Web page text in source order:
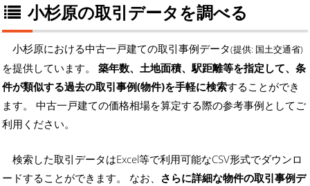
小杉原の取引データを調べる
小杉原における中古一戸建ての取引事例データ(提供: 国土交通省)
を提供しています。 築年数、土地面積、駅距離等を指定して、条
件が類似する過去の取引事例(物件)を手軽に検索することができ
ます。 中古一戸建ての価格相場を算定する際の参考事例としてご
利用ください。
検索した取引データはExcel等で利用可能なCSV形式でダウンロ
ードすることができます。 なお、 さらに詳細な物件の取引事例デ